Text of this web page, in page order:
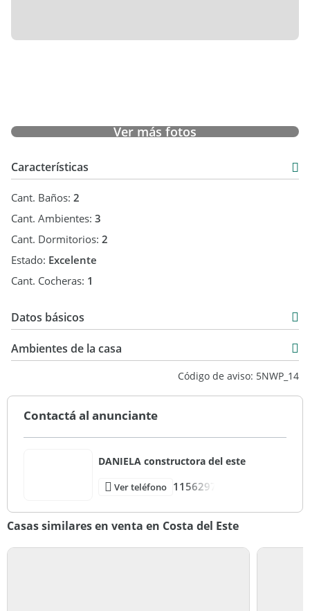
Ver más fotos
Características
Cant. Baños: 2
Cant. Ambientes: 3
Cant. Dormitorios: 2
Estado: Excelente
Cant. Cocheras: 1
Datos básicos
Venta
Ambientes de la casa
Código de aviso: 5NWP_14
Contactá al anunciante
DANIELA constructora del este
Ver teléfono 1156297
Casas similares en venta en Costa del Este